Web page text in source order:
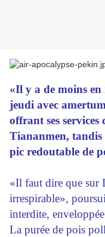
«Il y a de moins en
jeudi avec
offrant ses
Tiananmen,
pic redoutable de
«Il faut dire que sur
irrespirable»,
interdite,
La purée de pois